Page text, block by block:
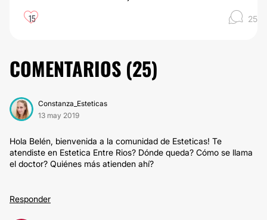
15 25
COMENTARIOS (25)
Constanza_Esteticas
13 may 2019
Hola Belén, bienvenida a la comunidad de Esteticas! Te
atendiste en Estetica Entre Rios? Dónde queda? Cómo se llama
el doctor? Quiénes más atienden ahí?
Responder